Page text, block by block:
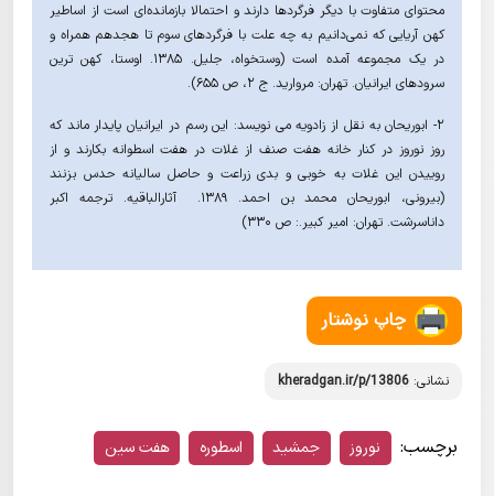
محتوای متفاوت با دیگر فرگردها دارند و احتمالا بازمانده‌ای است از اساطیر
کهن آریایی که نمی‌دانیم به چه علت با فرگردهای سوم تا هجدهم همراه و
در یک مجموعه آمده است (وستخواه، جلیل. ۱۳۸۵. اوستا، کهن ترین
سرودهای ایرانیان. تهران: مروارید. ج ۲، ص ۶۵۵).
۲- ابوریحان به نقل از زادویه می نویسد: این رسم در ایرانیان پایدار ماند که
روز نوروز در کنار خانه هفت صنف از غلات در هفت اسطوانه بکارند و از
روییدن این غلات به خوبی و بدی زراعت و حاصل سالیانه حدس بزنند
(بیرونی، ابوریحان محمد بن احمد. ١۳۸۹. آثارالباقیه. ترجمه اکبر
داناسرشت. تهران: امیر کبیر.: ص ۳۳۰)
چاپ نوشتار
نشانی: kheradgan.ir/p/13806
برچسب: نوروز جمشید اسطوره هفت سین